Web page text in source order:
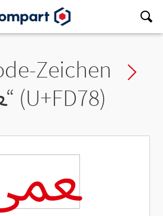
Zeichen
“ (U+FD78)